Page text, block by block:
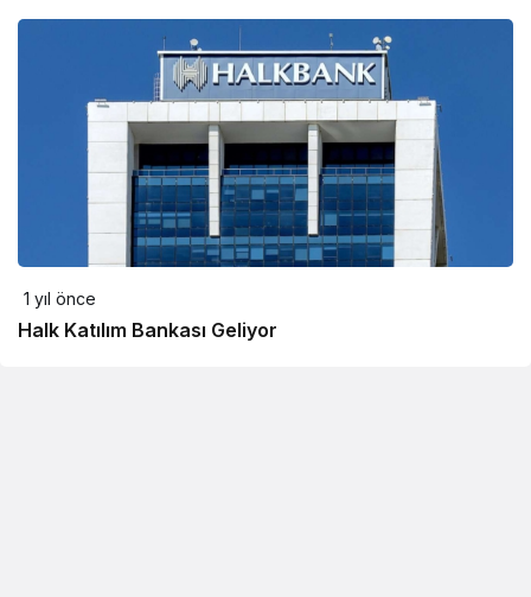
1 yıl önce
Halk Katılım Bankası Geliyor